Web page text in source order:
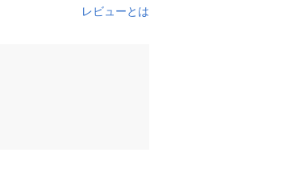
レビューとは